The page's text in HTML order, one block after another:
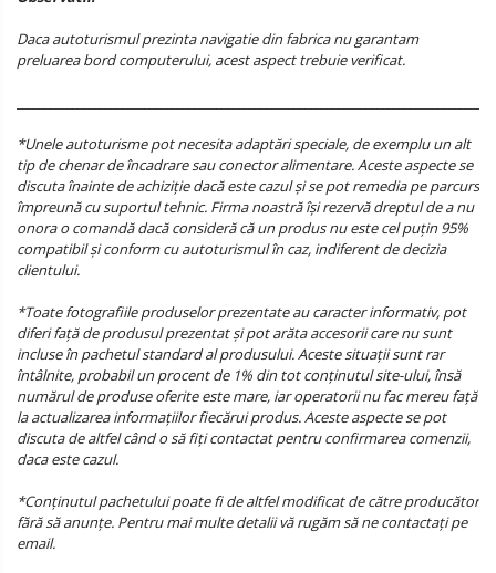
Daca autoturismul prezinta navigatie din fabrica nu garantam
preluarea bord computerului, acest aspect trebuie verificat.
*Unele autoturisme pot necesita adaptări speciale, de exemplu un alt
tip de chenar de încadrare sau conector alimentare. Aceste aspecte se
discuta înainte de achiziție dacă este cazul și se pot remedia pe parcurs
împreună cu suportul tehnic. Firma noastră își rezervă dreptul de a nu
onora o comandă dacă consideră că un produs nu este cel puțin 95%
compatibil și conform cu autoturismul în caz, indiferent de decizia
clientului.
*Toate fotografiile produselor prezentate au caracter informativ, pot
diferi față de produsul prezentat și pot arăta accesorii care nu sunt
incluse în pachetul standard al produsului. Aceste situații sunt rar
întâlnite, probabil un procent de 1% din tot conținutul site-ului, însă
numărul de produse oferite este mare, iar operatorii nu fac mereu față
la actualizarea informațiilor fiecărui produs. Aceste aspecte se pot
discuta de altfel când o să fiți contactat pentru confirmarea comenzii,
daca este cazul.
*Conținutul pachetului poate fi de altfel modificat de către producător
fără să anunțe. Pentru mai multe detalii vă rugăm să ne contactați pe
email.